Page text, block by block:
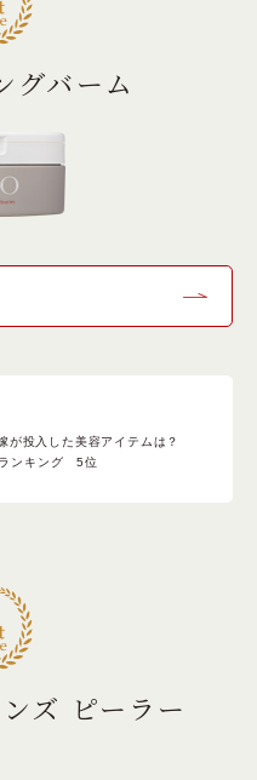
グバーム
投入した美容アイテムは？
ランキング 5位
ズ ピーラー